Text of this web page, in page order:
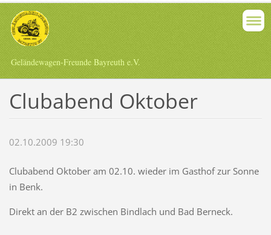
Geländewagen-Freunde Bayreuth e.V.
Clubabend Oktober
02.10.2009 19:30
Clubabend Oktober am 02.10. wieder im Gasthof zur Sonne
in Benk.
Direkt an der B2 zwischen Bindlach und Bad Berneck.